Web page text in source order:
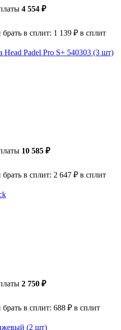
4 554 ₽
в сплит: 1 139 ₽ в сплит
Padel Pro S+ 540303 (3 шт)
10 585 ₽
в сплит: 2 647 ₽ в сплит
2 750 ₽
в сплит: 688 ₽ в сплит
(2 шт)